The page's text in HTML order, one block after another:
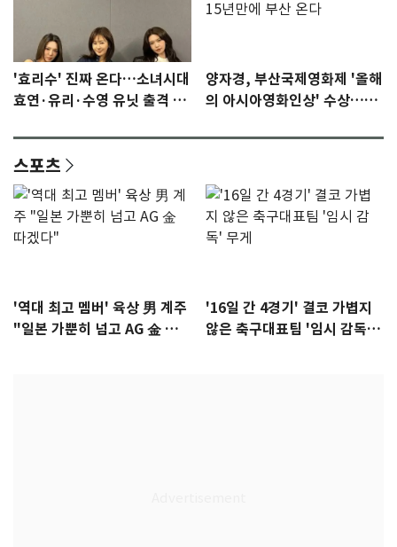
'효리수' 진짜 온다…소녀시대
효연·유리·수영 유닛 출격 [N
양자경, 부산국제영화제 '올해
의 아시아영화인상' 수상…15
스포츠
'역대 최고 멤버' 육상 男 계주
"일본 가뿐히 넘고 AG 金 따겠
'16일 간 4경기' 결코 가볍지
않은 축구대표팀 '임시 감독'